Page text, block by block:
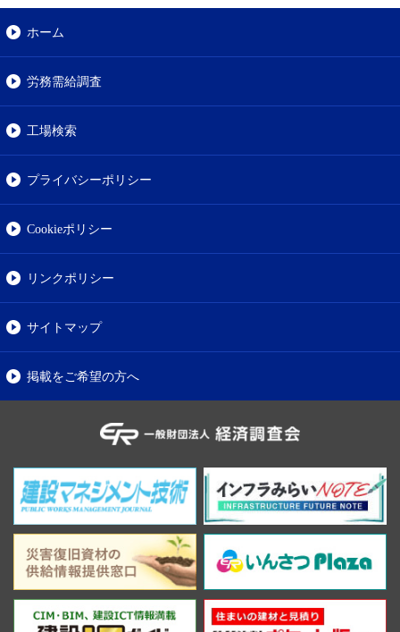
ホーム
労務需給調査
工場検索
プライバシーポリシー
Cookieポリシー
リンクポリシー
サイトマップ
掲載をご希望の方へ